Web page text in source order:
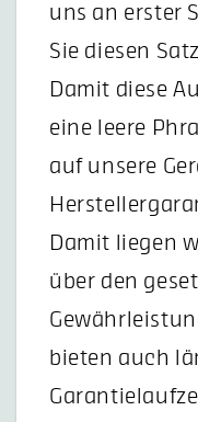
uns an erster
Sie diesen
Damit diese
eine leere
auf unsere
Damit liegen
über den
bieten auch